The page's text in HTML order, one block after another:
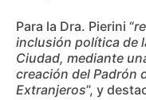
Para la Dra. Pierini “
inclusión política de
Ciudad, mediante
creación del Padrón
Extranjeros”, y